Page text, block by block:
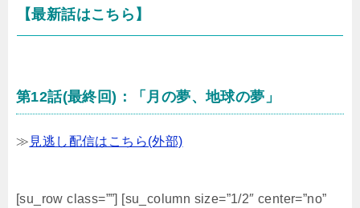
【最新話はこちら】
第12話(最終回)：「月の夢、地球の夢」
≫ 見逃し配信はこちら(外部)
[su_row class=””] [su_column size=”1/2″ center=”no”